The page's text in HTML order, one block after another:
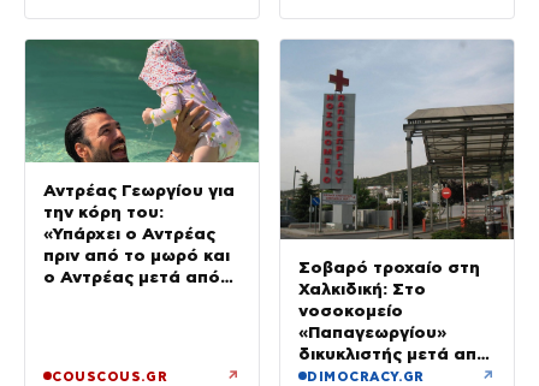
Αντρέας Γεωργίου για
την κόρη του:
«Υπάρχει ο Αντρέας
πριν από το μωρό και
ο Αντρέας μετά από
COUSCOUS.GR ↗
Σοβαρό τροχαίο στη
Χαλκιδική: Στο
νοσοκομείο
«Παπαγεωργίου»
δικυκλιστής μετά από
σύγκρουση
DIMOCRACY.GR ↗